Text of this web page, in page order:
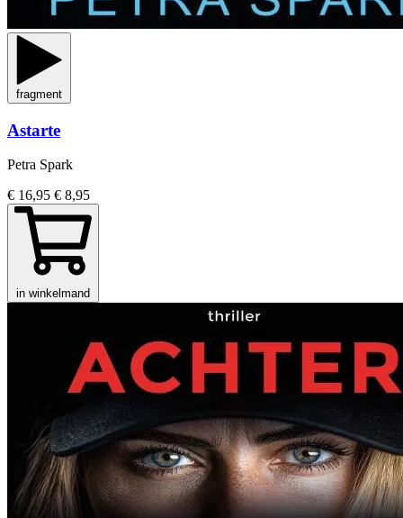
fragment
Astarte
Petra Spark
€ 16,95 € 8,95
in winkelmand